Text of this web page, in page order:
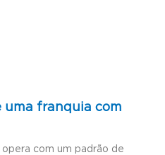
uma franquia com
com um padrão de